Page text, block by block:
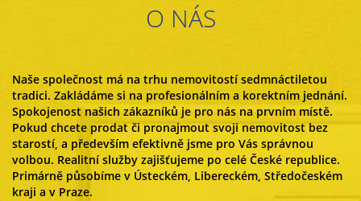
O NÁS
Naše společnost má na trhu nemovitostí sedmnáctiletou
tradici. Zakládáme si na profesionálním a korektním jednání.
Spokojenost našich zákazníků je pro nás na prvním místě.
Pokud chcete prodat či pronajmout svoji nemovitost bez
starostí, a především efektivně jsme pro Vás správnou
volbou. Realitní služby zajišťujeme po celé České republice.
Primárně působíme v Ústeckém, Libereckém, Středočeském
kraji a v Praze.